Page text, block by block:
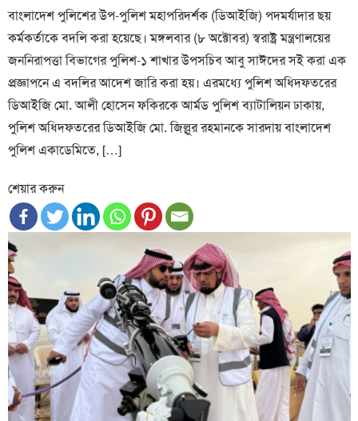
বাংলাদেশ পুলিশের উপ-পুলিশ মহাপরিদর্শক (ডিআইজি) পদমর্যাদার ছয়
কর্মকর্তাকে বদলি করা হয়েছে। মঙ্গলবার (৮ অক্টোবর) স্বরাষ্ট্র মন্ত্রণালয়ের
জননিরাপত্তা বিভাগের পুলিশ-১ শাখার উপসচিব আবু সাঈদের সই করা এক
প্রজ্ঞাপনে এ বদলির আদেশ জারি করা হয়। এরমধ্যে পুলিশ অধিদফতরের
ডিআইজি মো. আলী হোসেন ফকিরকে আর্মড পুলিশ ব্যাটালিয়ন ঢাকায়,
পুলিশ অধিদফতরের ডিআইজি মো. জিল্লুর রহমানকে সারদায় বাংলাদেশ
পুলিশ একাডেমিতে, […]
শেয়ার করুন